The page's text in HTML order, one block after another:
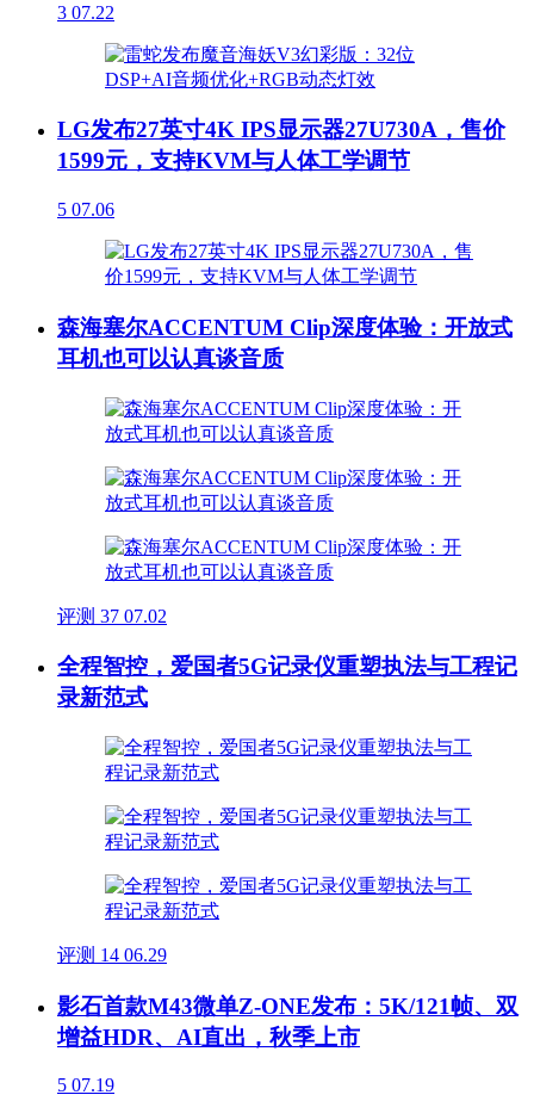
3 07.22
LG发布27英寸4K IPS显示器27U730A，售价
1599元，支持KVM与人体工学调节
5 07.06
森海塞尔ACCENTUM Clip深度体验：开放式
耳机也可以认真谈音质
评测 37 07.02
全程智控，爱国者5G记录仪重塑执法与工程记
录新范式
评测 14 06.29
影石首款M43微单Z-ONE发布：5K/121帧、双
增益HDR、AI直出，秋季上市
5 07.19